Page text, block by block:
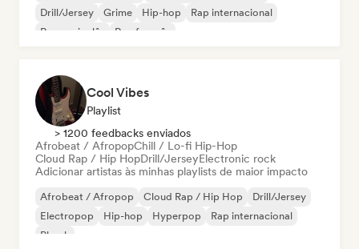
Drill/Jersey
Grime Hip-hop
Rap internacional
Rap em inglês
Rap francês
Cool Vibes
Playlist
> 1200 feedbacks enviados
Afrobeat / AfropopChill / Lo-fi Hip-Hop
Cloud Rap / Hip HopDrill/JerseyElectronic rock
Adicionar artistas às minhas playlists de maior impacto
Afrobeat / Afropop Cloud Rap / Hip Hop
Drill/Jersey
Electropop
Hip-hop Hyperpop
Rap internacional
Phonk